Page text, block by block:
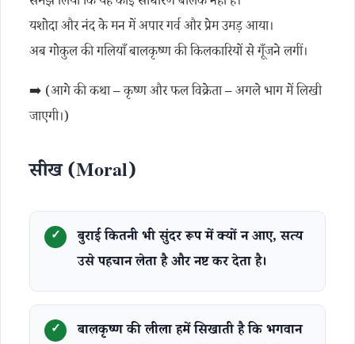
यशोदा और नंद के मन में अपार गर्व और प्रेम उमड़ आया।
अब गोकुल की गलियाँ बालकृष्ण की किलकारियों से गूँजने लगीं।
➡️ (आगे की कथा – कृष्ण और फल विक्रेता – अगले भाग में लिखी
जाएगी।)
सीख (Moral)
बुराई कितनी भी सुंदर रूप में क्यों न आए, सत्य
उसे पहचान लेता है और नष्ट कर देता है।
बालकृष्ण की लीला हमें सिखाती है कि भगवान